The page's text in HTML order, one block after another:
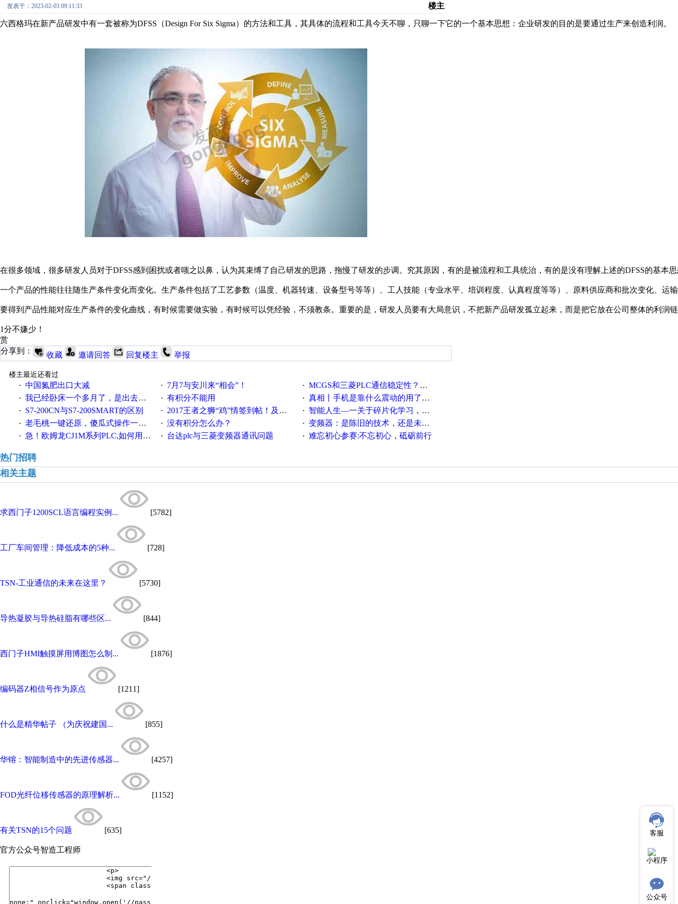
发表于：2023-02-03 09:11:33 楼主
六西格玛在新产品研发中有一套被称为DFSS（Design For Six Sigma）的方法和工具，其具体的流程和工具今天不聊，只聊一下它的一个基本思想：企业研发的目的是要通过生产来创造利润。
在很多领域，很多研发人员对于DFSS感到困扰或者嗤之以鼻，认为其束缚了自己研发的思路，拖慢了研发的步调。究其原因，有的是被流程和工具统治，有的是没有理解上述的DFSS的
一个产品的性能往往随生产条件变化而变化。生产条件包括了工艺参数（温度、机器转速、设备型号等等）、工人技能（专业水平、培训程度、认真程度等等）、原料供应商和批次变化、
要得到产品性能对应生产条件的变化曲线，有时候需要做实验，有时候可以凭经验，不须教条。重要的是，研发人员要有大局意识，不把新产品研发孤立起来，而是把它放在公司整体的利润
1分不嫌少！
赏
分享到：
收藏 邀请回答 回复楼主 举报
楼主最近还看过
· 中国氮肥出口大减 · 7月7与安川来“相会”！ · MCGS和三菱PLC通信稳定性？？？
· 我已经卧床一个多月了，是出去安装机械手在高速遭遇车祸所致:大家工作都要特别注意啊 · 有积分不能用 · 真相丨手机是靠什么震动的用了这么多年才知道！
· S7-200CN与S7-200SMART的区别 · 2017王者之狮“鸡”情签到帖！及时更新在线研讨会预告 · 智能人生—一关于碎片化学习，看这一篇就够了！
· 老毛桃一键还原，傻瓜式操作一键轻松备份还原；程序为向导式安装，一键即可实现自动备份或还原系统。 · 没有积分怎么办？ · 变频器：是陈旧的技术，还是未来的幕后英雄？
· 急！欧姆龙CJ1M系列PLC,如何用时间控制变频器。要求时间在组态王中可以自由输入！拜托各位大神了！ · 台达plc与三菱变频器通讯问题 · 难忘初心参赛:不忘初心，砥砺前行
热门招聘
相关主题
求西门子1200SCL语言编程实例... [5782]
工厂车间管理：降低成本的5种... [728]
TSN-工业通信的未来在这里？ [5730]
导热凝胶与导热硅脂有哪些区... [844]
西门子HMI触摸屏用博图怎么制... [1876]
编码器Z相信号作为原点 [1211]
什么是精华帖子 （为庆祝建国... [855]
华镕：智能制造中的先进传感器... [4257]
FOD光纤位移传感器的原理解析... [1152]
有关TSN的15个问题 [635]
官方公众号智造工程师
客服
小程序
公众号